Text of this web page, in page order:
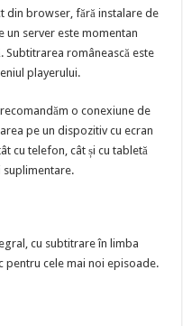
din browser, fără instalare de
un server este momentan
Subtitrarea românească este
playerului.
o conexiune de
pe un dispozitiv cu ecran
cu telefon, cât și cu tabletă
suplimentare.
cu subtitrare în limba
cele mai noi episoade.